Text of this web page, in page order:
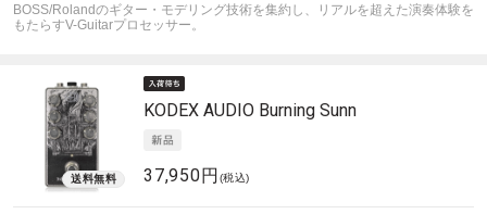
BOSS/Rolandのギター・モデリング技術を集約し、リアルを超えた演奏体験を
もたらすV-Guitarプロセッサー。
KODEX AUDIO Burning Sunn
37,950円 (税込)